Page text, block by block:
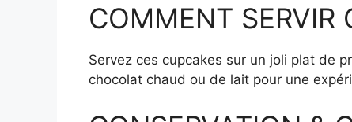
COMMENT
Servez ces cupcakes sur un joli plat de
chocolat chaud ou de lait pour une